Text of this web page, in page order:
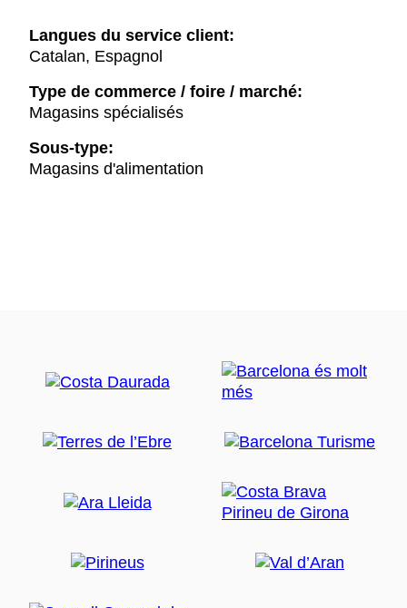
Langues du service client:
Catalan, Espagnol
Type de commerce / foire / marché:
Magasins spécialisés
Sous-type:
Magasins d'alimentation